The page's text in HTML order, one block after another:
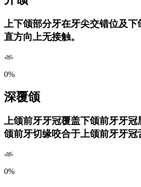
上下颌部分牙在牙尖交错位及
直方向上无接触。
0%
深覆颌
上颌前牙牙冠覆盖下颌前牙牙冠
颌前牙切缘咬合于上颌前牙牙冠
0%